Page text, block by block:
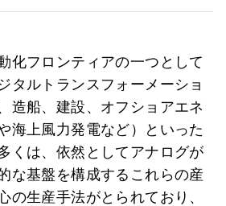
化フロンティアの一つとして
タルトランスフォーメーショ
造船、建設、オフショアエネ
海上風力発電など）といった
くは、依然としてアナログが
な基盤を構成するこれらの産
の生産手法がとられており、